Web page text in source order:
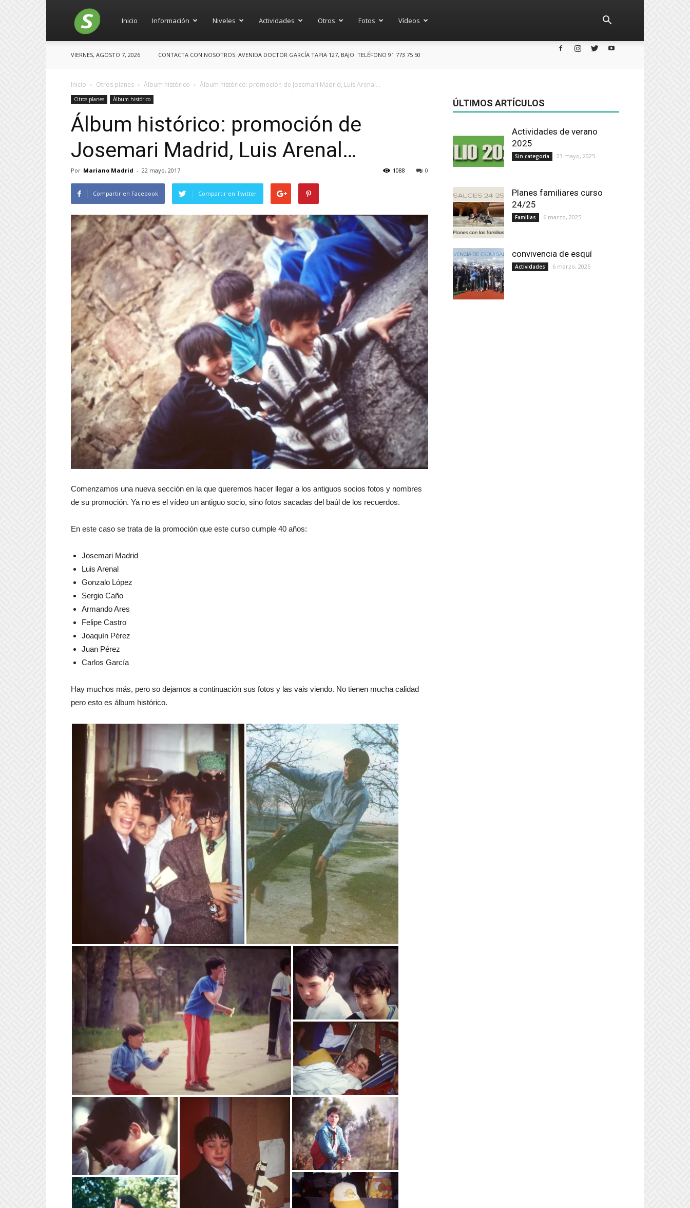
Salces
Inicio Información Niveles Actividades Otros Fotos Vídeos
VIERNES, AGOSTO 7, 2026 CONTACTA CON NOSOTROS: AVENIDA DOCTOR GARCÍA TAPIA 127, BAJO. TELÉFONO 91 773 75 50
Inicio Otros planes Álbum histórico Álbum histórico: promoción de Josemari Madrid, Luis Arenal…
Otros planes Álbum histórico
Álbum histórico: promoción de
Josemari Madrid, Luis Arenal…
Por Mariano Madrid - 22 mayo, 2017 0
1088
Compartir en Facebook Compartir en Twitter
Comenzamos una nueva sección en la que queremos hacer llegar a los antiguos socios fotos y nombres
de su promoción. Ya no es el vídeo un antiguo socio, sino fotos sacadas del baúl de los recuerdos.
En este caso se trata de la promoción que este curso cumple 40 años:
Josemari Madrid
Luis Arenal
Gonzalo López
Sergio Caño
Armando Ares
Felipe Castro
Joaquín Pérez
Juan Pérez
Carlos García
Hay muchos más, pero so dejamos a continuación sus fotos y las vais viendo. No tienen mucha calidad
pero esto es álbum histórico.
ÚLTIMOS ARTÍCULOS
Actividades de verano
2025
Sin categoría 23 mayo, 2025
Planes familiares curso
24/25
Familias 6 marzo, 2025
convivencia de esquí
Actividades 6 marzo, 2025